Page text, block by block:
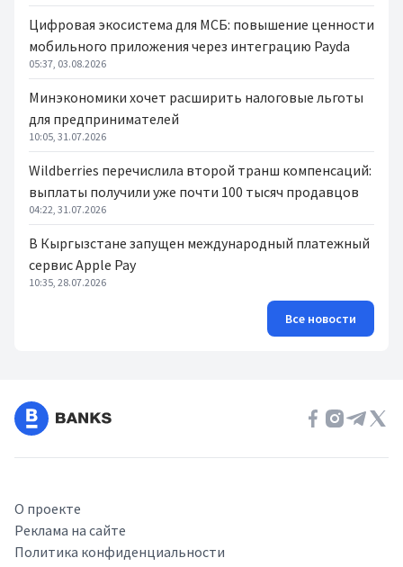
Цифровая экосистема для МСБ: повышение ценности
мобильного приложения через интеграцию Payda
05:37, 03.08.2026
Минэкономики хочет расширить налоговые льготы
для предпринимателей
10:05, 31.07.2026
Wildberries перечислила второй транш компенсаций:
выплаты получили уже почти 100 тысяч продавцов
04:22, 31.07.2026
В Кыргызстане запущен международный платежный
сервис Apple Pay
10:35, 28.07.2026
Все новости
О проекте
Реклама на сайте
Политика конфиденциальности